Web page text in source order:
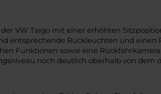
VW Taigo mit einer erhöhten
entsprechende Rückleuchten und
Funktionen sowie eine
noch deutlich oberhalb von dem